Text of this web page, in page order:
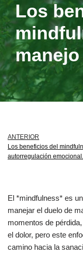
Los
ANTERIOR
Los beneficios del
autorregulación emocional.
El *mindfulness* es
manejar el duelo de
momentos de
el dolor, pero este
camino hacia la